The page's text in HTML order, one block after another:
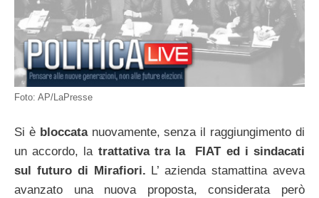
Foto: AP/LaPresse
Si è bloccatanuovamente, senza il raggiungimento di
un accordo, la trattativa tra la FIAT ed i sindacati
sul futuro di Mirafiori. L’ azienda stamattina aveva
avanzato una nuova proposta, considerata però